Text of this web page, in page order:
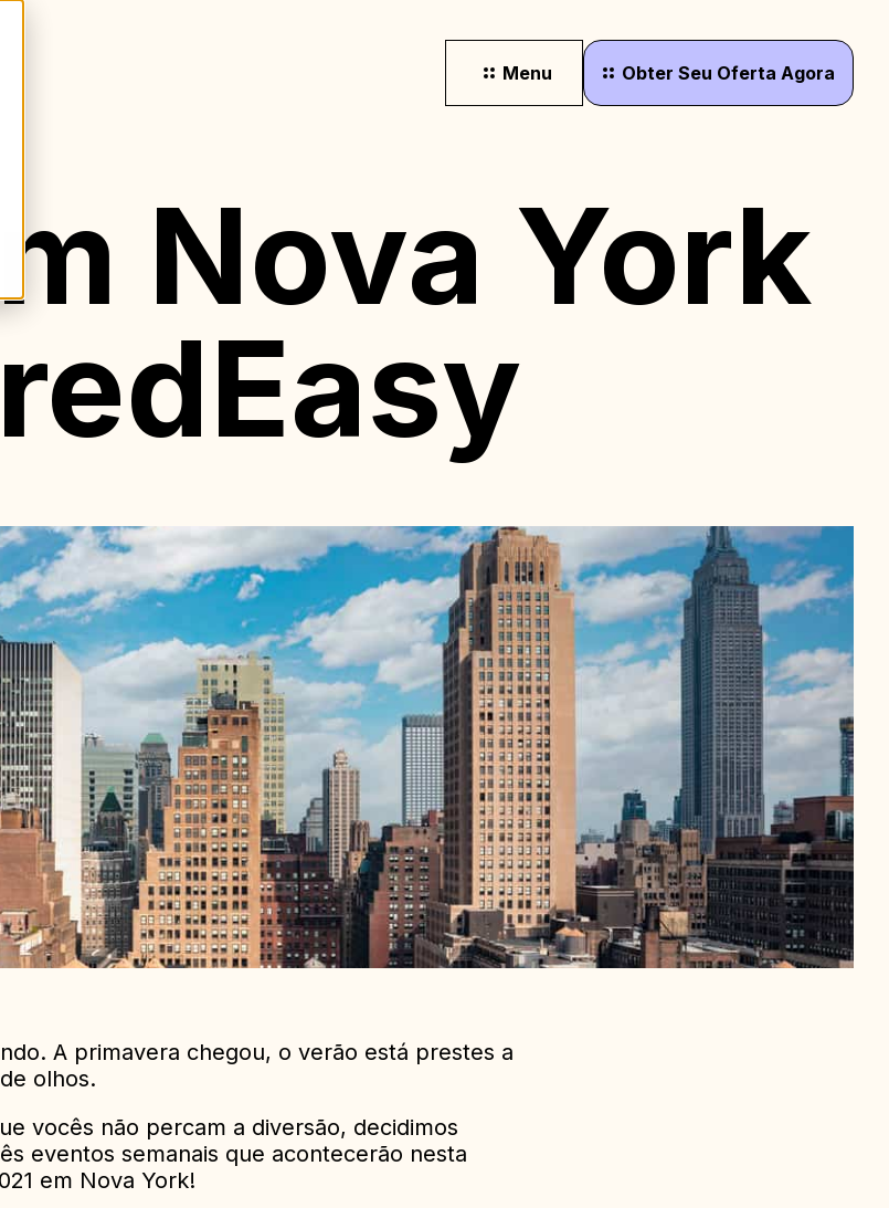
Menu Obter Seu Oferta Agora
Nova York
A primavera chegou, o verão está prestes a
olhos.
vocês não percam a diversão, decidimos
eventos semanais que acontecerão nesta
em Nova York!